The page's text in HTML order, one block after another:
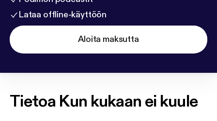
Lataa offline-käyttöön
Aloita maksutta
Tietoa Kun kukaan ei kuule